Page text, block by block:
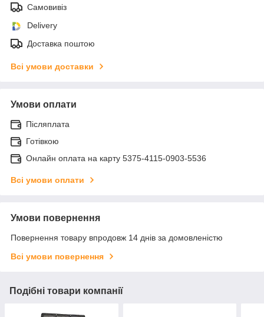
Самовивіз
Delivery
Доставка поштою
Всі умови доставки
Умови оплати
Післяплата
Готівкою
Онлайн оплата на карту 5375-4115-0903-5536
Всі умови оплати
Умови повернення
Повернення товару впродовж 14 днів за домовленістю
Всі умови повернення
Подібні товари компанії